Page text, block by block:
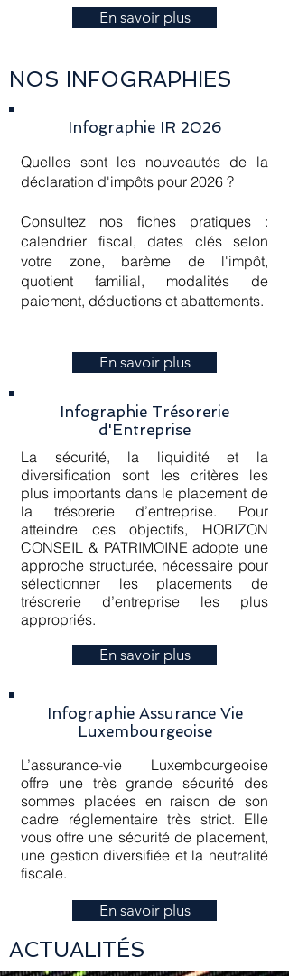
En savoir plus
NOS INFOGRAPHIES
Infographie IR 2026
Quelles sont les nouveautés de la
déclaration d'impôts pour 2026 ?
Consultez nos fiches pratiques :
calendrier fiscal, dates clés selon
votre zone, barème de l'impôt,
quotient familial, modalités de
paiement, déductions et abattements.
En savoir plus
Infographie Trésorerie
d'Entreprise
La sécurité, la liquidité et la
diversification sont les critères les
plus importants dans le placement de
la trésorerie d’entreprise. Pour
atteindre ces objectifs, HORIZON
CONSEIL & PATRIMOINE adopte une
approche structurée, nécessaire pour
sélectionner les placements de
trésorerie d’entreprise les plus
appropriés.
En savoir plus
Infographie Assurance Vie
Luxembourgeoise
L’assurance-vie Luxembourgeoise
offre une très grande sécurité des
sommes placées en raison de son
cadre réglementaire très strict. Elle
vous offre une sécurité de placement,
une gestion diversifiée et la neutralité
fiscale.
En savoir plus
ACTUALITÉS